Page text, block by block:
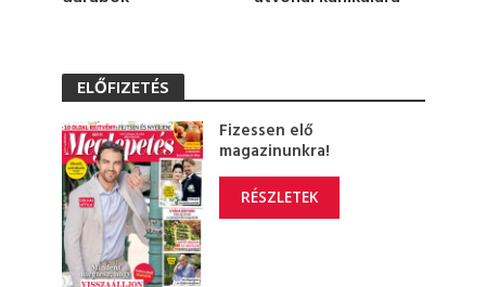
ELŐFIZETÉS
Fizessen elő
magazinunkra!
RÉSZLETEK